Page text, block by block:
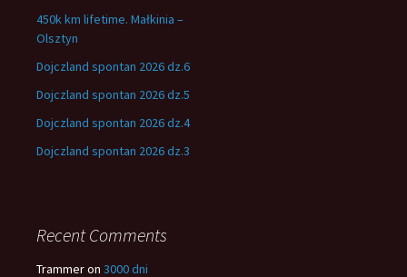
450k km lifetime. Małkinia –
Olsztyn
Dojczland spontan 2026 dz.6
Dojczland spontan 2026 dz.5
Dojczland spontan 2026 dz.4
Dojczland spontan 2026 dz.3
Recent Comments
Trammeron 3000 dni